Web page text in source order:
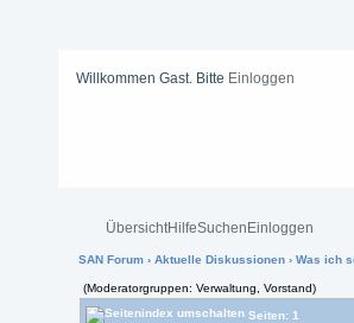
Willkommen Gast. Bitte Einloggen
ÜbersichtHilfeSuchen Einloggen
SAN Forum › Aktuelle Diskussionen › Was ich
(Moderatorgruppen: Verwaltung, Vorstand)
Seiten: 1